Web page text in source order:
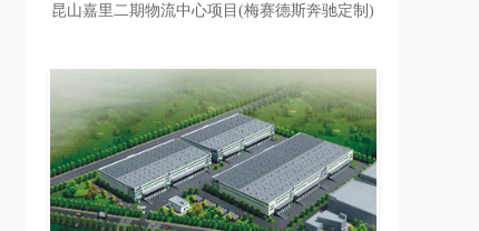
昆山嘉里二期物流中心项目(梅赛德斯奔驰定制)